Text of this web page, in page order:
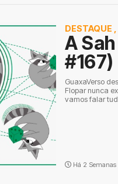
DESTAQUE
A
#167)
GuaxaVerso
Flopar nunca
vamos falar
Há 2